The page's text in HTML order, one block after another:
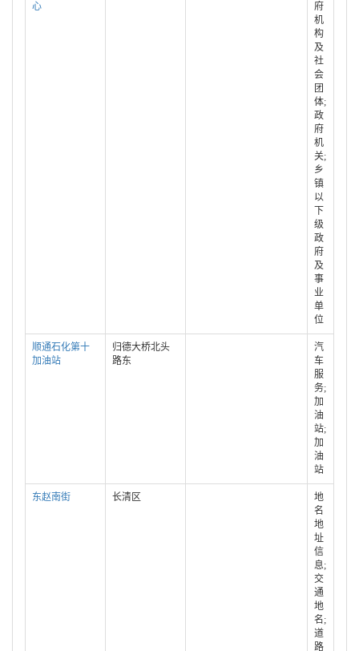
心
府
机
构
及
社
会
团
体;
政
府
机
关;
乡
镇
以
下
级
政
府
及
事
业
单
位
顺通石化第十
加油站
归德大桥北头
路东
汽
车
服
务;
加
油
站;
加
油
站
东赵南街 长清区
地
名
地
址
信
息;
交
通
地
名;
道
路